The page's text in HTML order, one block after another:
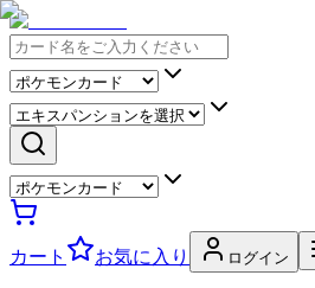
カート お気に入り ログイン